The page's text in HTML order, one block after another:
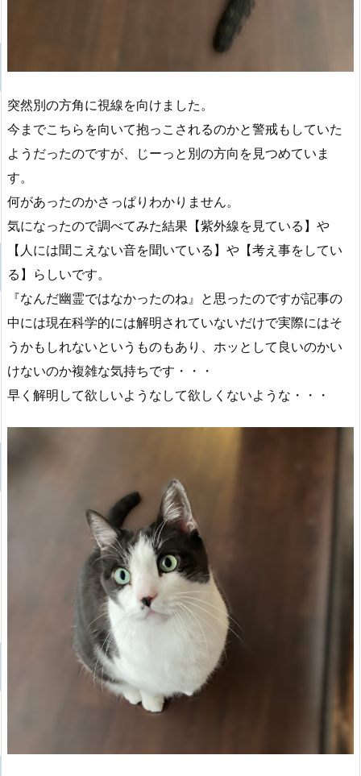
突然別の方角に視線を向けました。
今までこちらを向いて抱っこされるのかと警戒もしていた
ようだったのですが、じーっと別の方向を見つめていま
す。
何があったのかさっぱりわかりません。
気になったので調べてみた結果【紫外線を見ている】や
【人には聞こえない音を聞いている】や【考え事をしてい
る】らしいです。
『なんだ幽霊ではなかったのね』と思ったのですが記事の
中には現在科学的には解明されていないだけで実際にはそ
うかもしれないというものもあり、ホッとして良いのかい
けないのか複雑な気持ちです・・・
早く解明して欲しいようなして欲しくないような・・・